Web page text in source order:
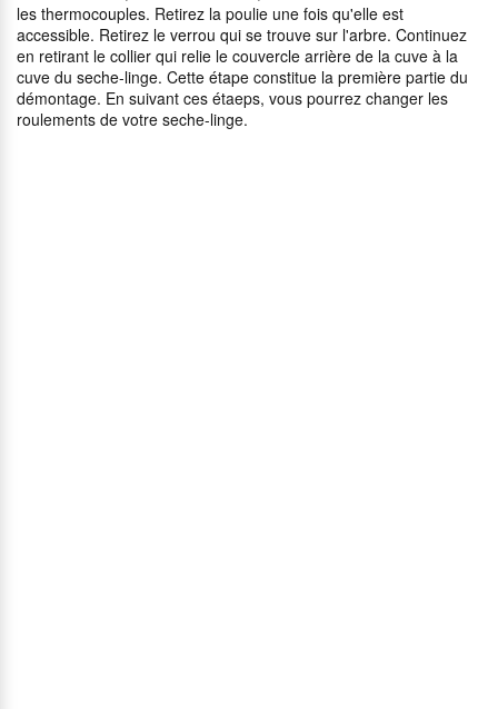
les thermocouples. Retirez la poulie une fois qu'elle est
accessible. Retirez le verrou qui se trouve sur l'arbre. Continuez
en retirant le collier qui relie le couvercle arrière de la cuve à la
cuve du seche-linge. Cette étape constitue la première partie du
démontage. En suivant ces étaeps, vous pourrez changer les
roulements de votre seche-linge.